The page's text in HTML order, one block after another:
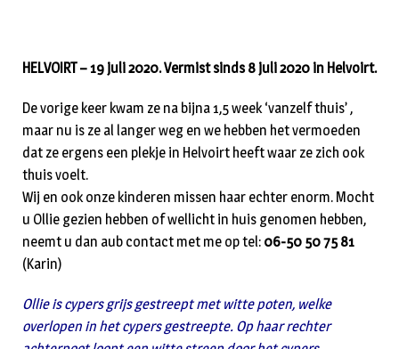
HELVOIRT – 19 juli 2020. Vermist sinds 8 juli 2020 in Helvoirt.
De vorige keer kwam ze na bijna 1,5 week ‘vanzelf thuis’ ,
maar nu is ze al langer weg en we hebben het vermoeden
dat ze ergens een plekje in Helvoirt heeft waar ze zich ook
thuis voelt.
Wij en ook onze kinderen missen haar echter enorm. Mocht
u Ollie gezien hebben of wellicht in huis genomen hebben,
neemt u dan aub contact met me op tel: 06-50 50 75 81
(Karin)
Ollie is cypers grijs gestreept met witte poten, welke
overlopen in het cypers gestreepte. Op haar rechter